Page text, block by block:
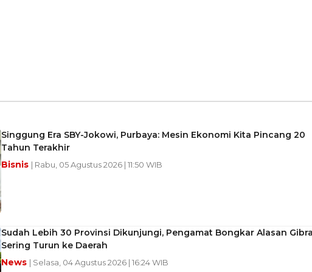
Singgung Era SBY-Jokowi, Purbaya: Mesin Ekonomi Kita Pincang 20
Tahun Terakhir
Bisnis | Rabu, 05 Agustus 2026 | 11:50 WIB
Sudah Lebih 30 Provinsi Dikunjungi, Pengamat Bongkar Alasan
Sering Turun ke Daerah
News | Selasa, 04 Agustus 2026 | 16:24 WIB